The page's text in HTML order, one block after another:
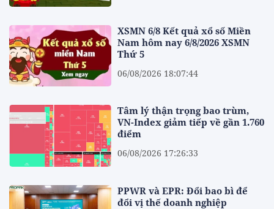
XSMN 6/8 Kết quả xổ số Miền
Nam hôm nay 6/8/2026 XSMN
Thứ 5
06/08/2026 18:07:44
Tâm lý thận trọng bao trùm,
VN-Index giảm tiếp về gần 1.760
điểm
06/08/2026 17:26:33
PPWR và EPR: Đổi bao bì để
đổi vị thế doanh nghiệp